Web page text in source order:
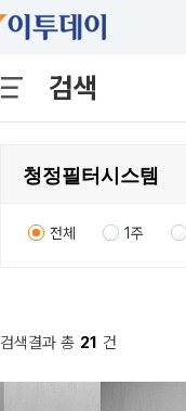
검색
전체 1주
검색결과 총 21 건